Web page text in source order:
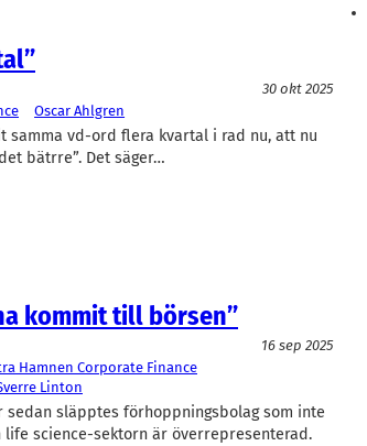
30 okt 2025
Oscar Ahlgren
samma vd-ord flera kvartal i rad nu, att nu
bätrre”. Det säger…
kommit till börsen”
16 sep 2025
Hamnen Corporate Finance
Linton
släpptes förhoppningsbolag som inte
science-sektorn är överrepresenterad.